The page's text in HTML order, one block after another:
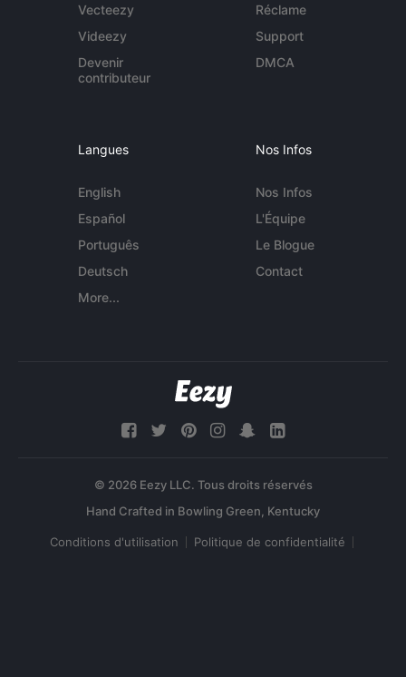
Vecteezy
Videezy
Devenir
contributeur
Réclame
Support
DMCA
Langues
English
Español
Português
Deutsch
More...
Nos Infos
Nos Infos
L'Équipe
Le Blogue
Contact
© 2026 Eezy LLC. Tous droits réservés
Conditions d'utilisation Politique de confidentialité